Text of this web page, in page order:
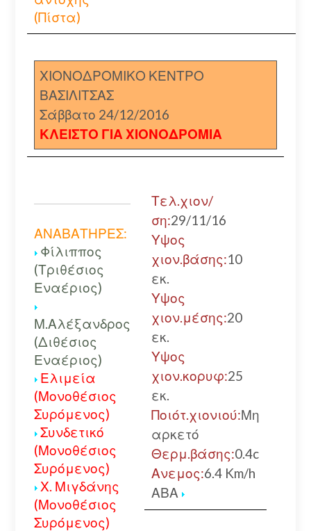
(Πίστα)
ΧΙΟΝΟΔΡΟΜΙΚΟ ΚΕΝΤΡΟ
ΒΑΣΙΛΙΤΣΑΣ
Σάββατο 24/12/2016
ΚΛΕΙΣΤΟ ΓΙΑ ΧΙΟΝΟΔΡΟΜΙΑ
ΑΝΑΒΑΤΗΡΕΣ:
Φίλιππος
(Τριθέσιος
Εναέριος)
Μ.Αλέξανδρος
(Διθέσιος
Εναέριος)
Ελιμεία
(Μονοθέσιος
Συρόμενος)
Συνδετικό
(Μονοθέσιος
Συρόμενος)
Χ. Μιγδάνης
(Μονοθέσιος
Συρόμενος)
Τελ.χιον/
ση:29/11/16
Υψος
χιον.βάσης:10
εκ.
Υψος
χιον.μέσης:20
εκ.
Υψος
χιον.κορυφ:25
εκ.
Ποιότ.χιονιού:Μη
αρκετό
Θερμ.βάσης:0.4c
Ανεμος:6.4 Km/h
ΑΒΑ